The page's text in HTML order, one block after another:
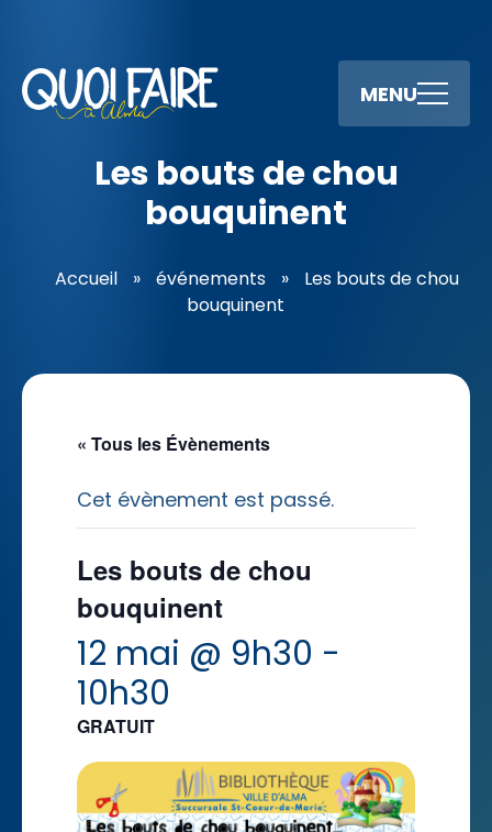
MENU
Les bouts de chou
bouquinent
Accueil » événements »
Les bouts de chou
bouquinent
« Tous les Évènements
Cet évènement est passé.
Les bouts de chou
bouquinent
12 mai @ 9h30 -
10h30
GRATUIT